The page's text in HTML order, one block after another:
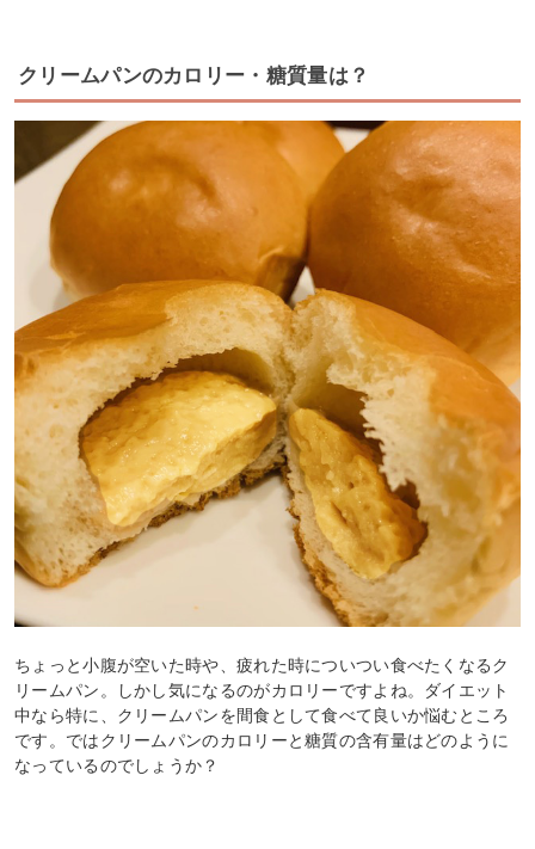
クリームパンのカロリー・糖質量は？
ちょっと小腹が空いた時や、疲れた時についつい食べたくなるク
リームパン。しかし気になるのがカロリーですよね。ダイエット
中なら特に、クリームパンを間食として食べて良いか悩むところ
です。ではクリームパンのカロリーと糖質の含有量はどのように
なっているのでしょうか？